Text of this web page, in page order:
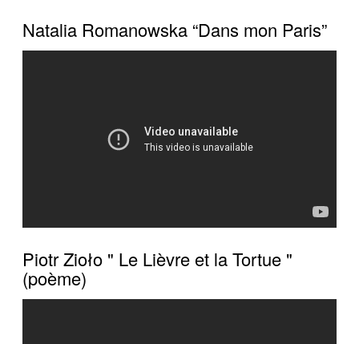
Natalia Romanowska “Dans mon Paris”
Piotr Zioło " Le Lièvre et la Tortue "
(poème)